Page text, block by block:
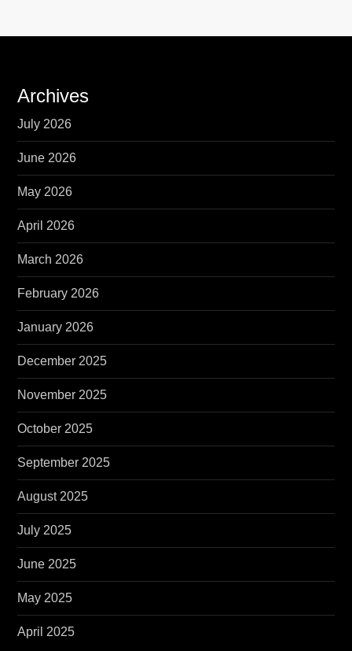
Archives
July 2026
June 2026
May 2026
April 2026
March 2026
February 2026
January 2026
December 2025
November 2025
October 2025
September 2025
August 2025
July 2025
June 2025
May 2025
April 2025